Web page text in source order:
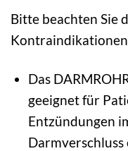
Bitte beachten Sie
Das
geeignet für
Entzündungen